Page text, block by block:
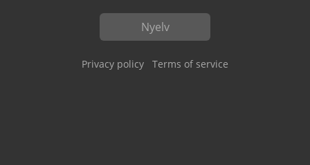
Nyelv
Privacy policy Terms of service